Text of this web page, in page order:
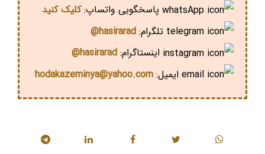
پاسخگویی واتساپ:کلیک کنید
تلگرام: hasirarad@
اینستاگرام: hasirarad@
ایمیل: hodakazeminya@yahoo.com